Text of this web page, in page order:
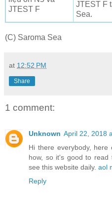
JTEST F
JTEST F
Sea.
(C) Saroma Sea
at 12:52 PM
Share
1 comment:
Unknown April 22, 2018
Hi there everybody,
how, so it's good to
see this website daily. aol
Reply